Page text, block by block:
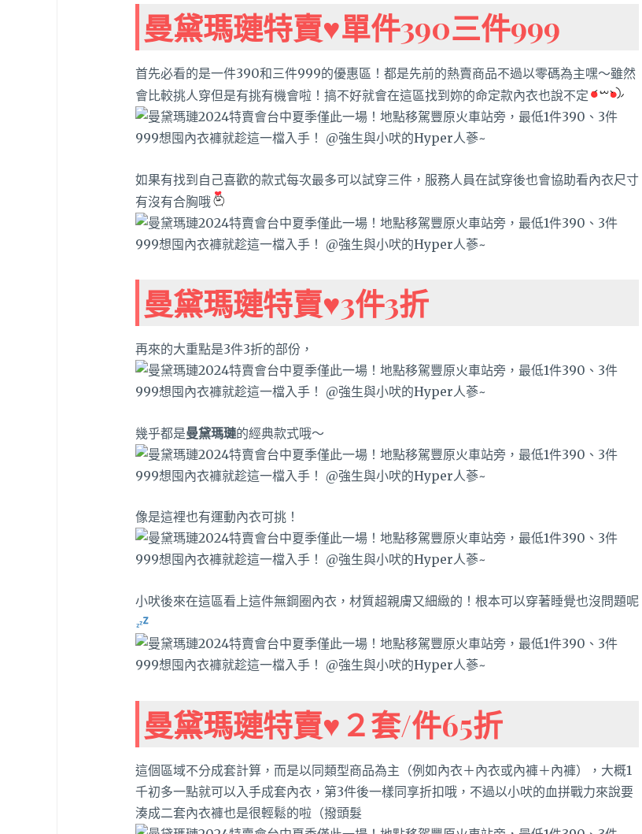
曼黛瑪璉特賣♥單件390三件999
首先必看的是一件390和三件999的優惠區！都是先前的熱賣商品不過以零碼為主嘿～雖然
會比較挑人穿但是有挑有機會啦！搞不好就會在這區找到妳的命定款內衣也說不定
如果有找到自己喜歡的款式每次最多可以試穿三件，服務人員在試穿後也會協助看內衣尺寸
有沒有合胸哦
曼黛瑪璉特賣♥3件3折
再來的大重點是3件3折的部份，
幾乎都是曼黛瑪璉的經典款式哦～
像是這裡也有運動內衣可挑！
小吠後來在這區看上這件無鋼圈內衣，材質超親膚又細緻的！根本可以穿著睡覺也沒問題呢
曼黛瑪璉特賣♥２套/件65折
這個區域不分成套計算，而是以同類型商品為主（例如內衣＋內衣或內褲＋內褲），大概1
千初多一點就可以入手成套內衣，第3件後一樣同享折扣哦，不過以小吠的血拼戰力來說要
湊成二套內衣褲也是很輕鬆的啦（撥頭髮